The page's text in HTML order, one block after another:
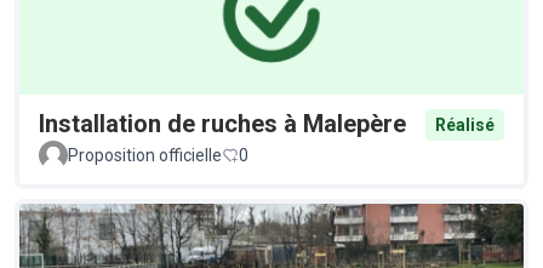
Installation de ruches à Malepère
Réalisé
Proposition officielle
0